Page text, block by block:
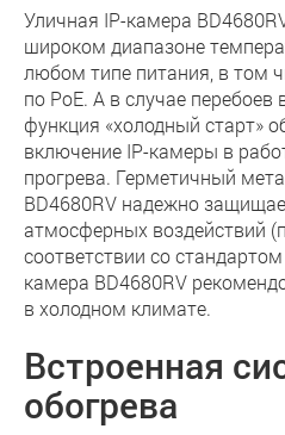
Уличная IP-камера
широком диапазоне
любом типе питания, в том
по PoE. А в случае перебоев
функция «холодный старт»
включение IP-камеры в
прогрева. Герметичный
BD4680RV надежно
атмосферных воздействий
соответствии со
камера BD4680RV
в холодном климате.
Встроенная
обогрева